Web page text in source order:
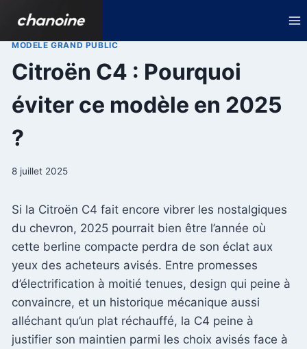
contenu
MODELE GRAND PUBLIC
Citroën C4 : Pourquoi
éviter ce modèle en 2025
?
8 juillet 2025
Si la Citroën C4 fait encore vibrer les nostalgiques
du chevron, 2025 pourrait bien être l’année où
cette berline compacte perdra de son éclat aux
yeux des acheteurs avisés. Entre promesses
d’électrification à moitié tenues, design qui peine à
convaincre, et un historique mécanique aussi
alléchant qu’un plat réchauffé, la C4 peine à
justifier son maintien parmi les choix avisés face à